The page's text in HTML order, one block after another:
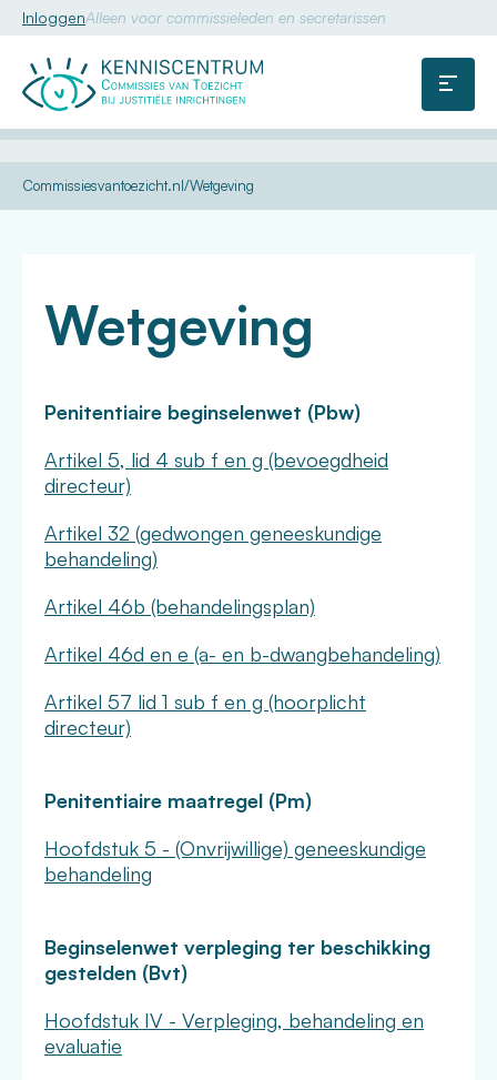
Commissie
Menu
InloggenAlleen voor commissieleden en secretarissen
U
hier:
Commissiesvantoezicht.nl
Kennis
Dossiers
Dwangbehandeling Wetgeving
Wetgeving
Penitentiaire beginselenwet (Pbw)
Artikel 5, lid 4 sub f en g (bevoegdheid
directeur)
Artikel 32 (gedwongen geneeskundige
behandeling)
Artikel 46b (behandelingsplan)
Artikel 46d en e (a- en b-dwangbehandeling)
Artikel 57 lid 1 sub f en g (hoorplicht
directeur)
Penitentiaire maatregel (Pm)
Hoofdstuk 5 - (Onvrijwillige) geneeskundige
behandeling
Beginselenwet verpleging ter beschikking
gestelden (Bvt)
Hoofdstuk IV - Verpleging, behandeling en
evaluatie